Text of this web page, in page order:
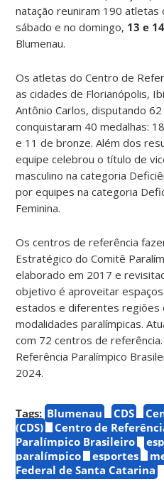
natação reuniram 190
sábado e no domingo, 13 e
Blumenau.
Os atletas do Centro de
as cidades de Florianópolis,
Antônio Carlos, disputando
conquistaram 40 medalhas:
e 11 de bronze. Além dos
equipe celebrou o título de
masculino na categoria
por equipes na categoria
Feminina.
Os centros de referência
Estratégico do Comitê
elaborado em 2017 e
objetivo é aproveitar
estados e diferentes regiões
modalidades paralímpicas.
com 72 centros de referência.
Referência Paralímpico
2024.
Tags: Blumenau CDS
(CDS)
Centro de
Paralímpico Brasileiro
paralímpico
esportes
Federal de Santa Catarina